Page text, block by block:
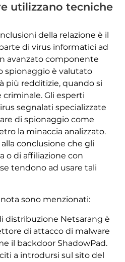
utilizzano tecniche
della relazione è il
di virus informatici ad
avanzato componente
spionaggio è valutato
più redditizie, quando si
Gli esperti
segnalati specializzate
di spionaggio come
la minaccia analizzato.
conclusione che gli
o di affiliazione con
tendono ad usare tali
sono menzionati:
distribuzione Netsarang è
di attacco di malware
il backdoor ShadowPad.
a introdursi sul sito del